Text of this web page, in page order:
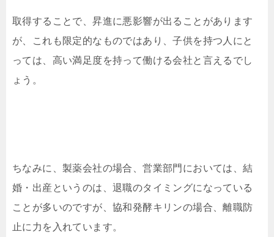
取得することで、昇進に悪影響が出ることがあります
が、これも限定的なものではあり、子供を持つ人にと
っては、高い満足度を持って働ける会社と言えるでし
ょう。
ちなみに、製薬会社の場合、営業部門においては、結
婚・出産というのは、退職のタイミングになっている
ことが多いのですが、協和発酵キリンの場合、離職防
止に力を入れています。